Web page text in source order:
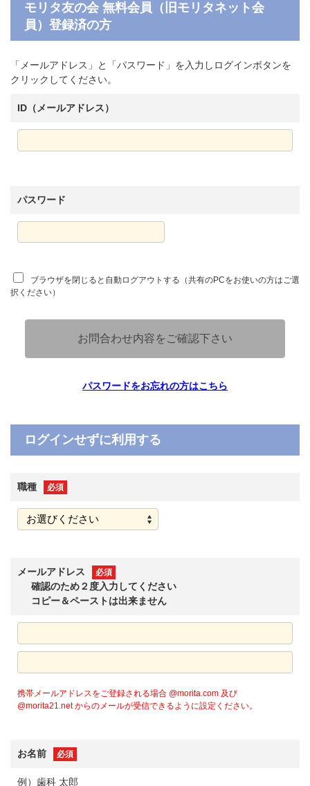
モリタ友の会 無料会員（旧モリタネット会
員）登録済の方
「メールアドレス」と「パスワード」を入力しログインボタンを
クリックしてください。
ID（メールアドレス）
パスワード
ブラウザを閉じると自動ログアウトする（共有のPCをお使いの方はご選
択ください）
お問合わせ内容をご確認下さい
パスワードをお忘れの方はこちら
ログインせずに利用する
職種 必須
メールアドレス 必須
確認のため２度入力してください
コピー＆ペーストは出来ません
携帯メールアドレスをご登録される場合 @morita.com 及び
@morita21.net からのメールが受信できるように設定ください。
お名前 必須
例）歯科 太郎